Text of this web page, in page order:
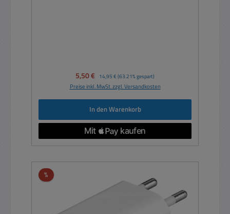
Verkaufspreis:
5,50 € Regulärer Preis:
14,95 € (63.21% gespart)
Preise inkl. MwSt. zzgl. Versandkosten
In den Warenkorb
%Rabatt